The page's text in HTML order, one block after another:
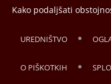
Kako podaljšati
UREDNIŠTVO
O PIŠKOTKIH